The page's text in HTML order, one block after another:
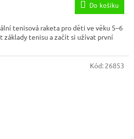
Do košíku
tenisová raketa pro děti ve věku 5–6
tenisu a začít si užívat první
Kód: 26853